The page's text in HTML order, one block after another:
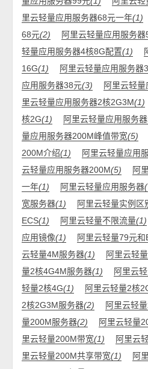
里云轻量应用服务器68元一年(1)
68元(2) 阿里云轻量应用服务
轻量应用服务器4核8G配置(1)
16G(1) 阿里云轻量应用服务器
应用服务器38元(3) 阿里云轻
里云轻量应用服务器2核2G3M(1)
核2G(1) 阿里云轻量应用服务
量应用服务器200M峰值带宽(5)
200M介绍(1) 阿里云轻量应用
云轻量应用服务器200M(5)
阿
一年(1) 阿里云轻量应用服务器
宽服务器(1) 阿里云轻量实例区
ECS(1) 阿里云轻量不限流量(1)
应用镜像(1) 阿里云轻量79元
云轻量4M服务器(1) 阿里云轻
量2核4G4M服务器(1) 阿里云
轻量2核4G(1) 阿里云轻量2核
2核2G3M服务器(2) 阿里云轻
量200M服务器(2) 阿里云轻量
里云轻量200M带宽(1) 阿里云
里云轻量200M共享带宽(1)
阿